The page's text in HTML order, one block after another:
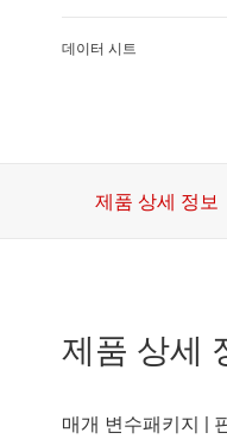
데이터 시트
제품 상세